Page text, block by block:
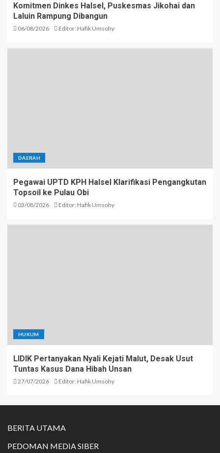
Komitmen Dinkes Halsel, Puskesmas Jikohai dan
Laluin Rampung Dibangun
06/08/2026 Editor: Hafik Umsohy
DAERAH
Pegawai UPTD KPH Halsel Klarifikasi Pengangkutan
Topsoil ke Pulau Obi
03/08/2026 Editor: Hafik Umsohy
HUKUM
LIDIK Pertanyakan Nyali Kejati Malut, Desak Usut
Tuntas Kasus Dana Hibah Unsan
27/07/2026 Editor: Hafik Umsohy
BERITA UTAMA
PEDOMAN MEDIA SIBER